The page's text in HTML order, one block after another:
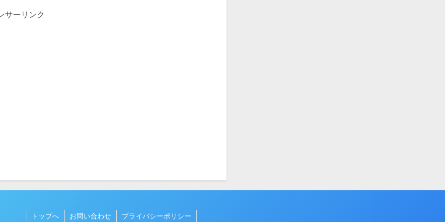
サーリンク
トップへ お問い合わせ プライバシーポリシー